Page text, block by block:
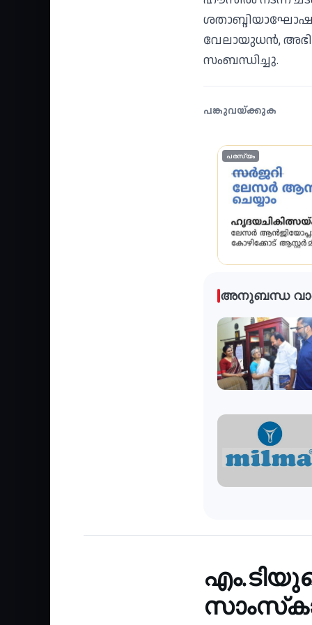
വേലായുധൻ,
സംബന്ധിച്ചു.
പങ്കുവയ്ക്കുക
പരസ്യം
അനുബന്ധ
‹